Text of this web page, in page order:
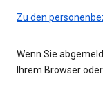
Zu den
Wenn Sie
Ihrem Browser